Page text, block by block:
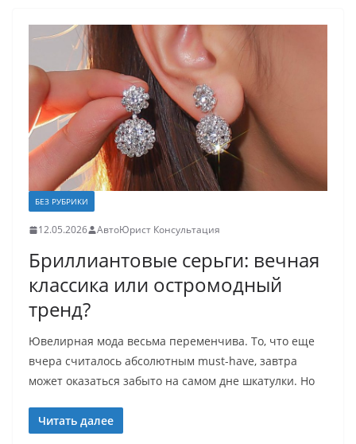
БЕЗ РУБРИКИ
12.05.2026 АвтоЮрист Консультация
Бриллиантовые серьги: вечная
классика или остромодный
тренд?
Ювелирная мода весьма переменчива. То, что еще
вчера считалось абсолютным must-have, завтра
может оказаться забыто на самом дне шкатулки. Но
Читать далее